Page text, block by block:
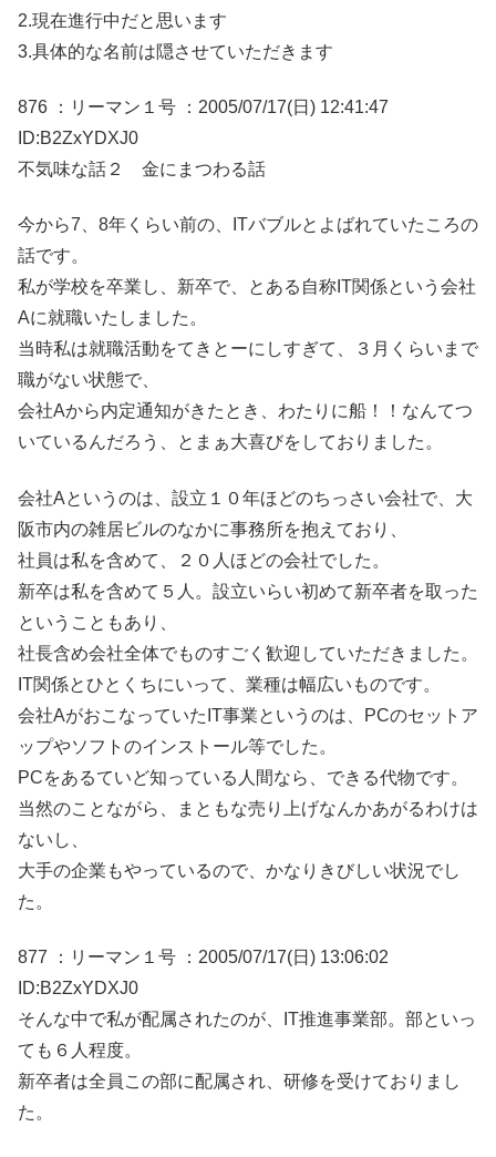
2.現在進行中だと思います
3.具体的な名前は隠させていただきます
876 ：リーマン１号 ：2005/07/17(日) 12:41:47
ID:B2ZxYDXJ0
不気味な話２ 金にまつわる話
今から7、8年くらい前の、ITバブルとよばれていたころの
話です。
私が学校を卒業し、新卒で、とある自称IT関係という会社
Aに就職いたしました。
当時私は就職活動をてきとーにしすぎて、３月くらいまで
職がない状態で、
会社Aから内定通知がきたとき、わたりに船！！なんてつ
いているんだろう、とまぁ大喜びをしておりました。
会社Aというのは、設立１０年ほどのちっさい会社で、大
阪市内の雑居ビルのなかに事務所を抱えており、
社員は私を含めて、２０人ほどの会社でした。
新卒は私を含めて５人。設立いらい初めて新卒者を取った
ということもあり、
社長含め会社全体でものすごく歓迎していただきました。
IT関係とひとくちにいって、業種は幅広いものです。
会社AがおこなっていたIT事業というのは、PCのセットア
ップやソフトのインストール等でした。
PCをあるていど知っている人間なら、できる代物です。
当然のことながら、まともな売り上げなんかあがるわけは
ないし、
大手の企業もやっているので、かなりきびしい状況でし
た。
877 ：リーマン１号 ：2005/07/17(日) 13:06:02
ID:B2ZxYDXJ0
そんな中で私が配属されたのが、IT推進事業部。部といっ
ても６人程度。
新卒者は全員この部に配属され、研修を受けておりまし
た。